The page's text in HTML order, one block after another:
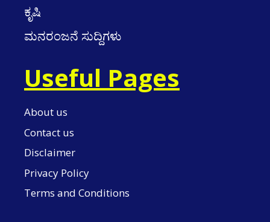
ಕೃಷಿ
ಮನರಂಜನೆ ಸುದ್ದಿಗಳು
Useful Pages
About us
Contact us
Disclaimer
Privacy Policy
Terms and Conditions